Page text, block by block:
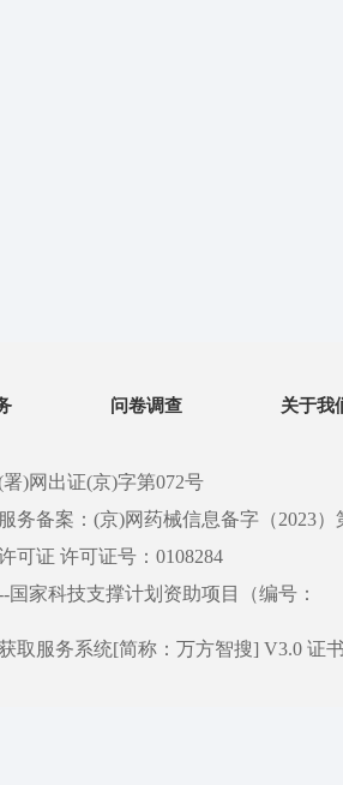
问卷调查 关于我
)网出证(京)字第072号
务备案：(京)网药械信息备字（2023）
可证 许可证号：0108284
家科技支撑计划资助项目（编号：
取服务系统[简称：万方智搜] V3.0 证